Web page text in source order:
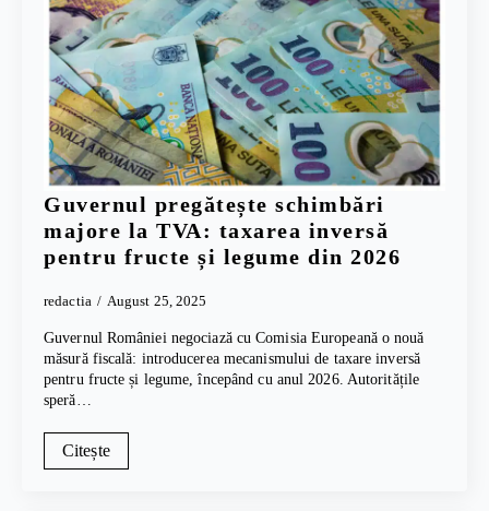
Guvernul pregătește schimbări
majore la TVA: taxarea inversă
pentru fructe și legume din 2026
redactia August 25, 2025
Guvernul României negociază cu Comisia Europeană o nouă
măsură fiscală: introducerea mecanismului de taxare inversă
pentru fructe și legume, începând cu anul 2026. Autoritățile
speră…
Citește